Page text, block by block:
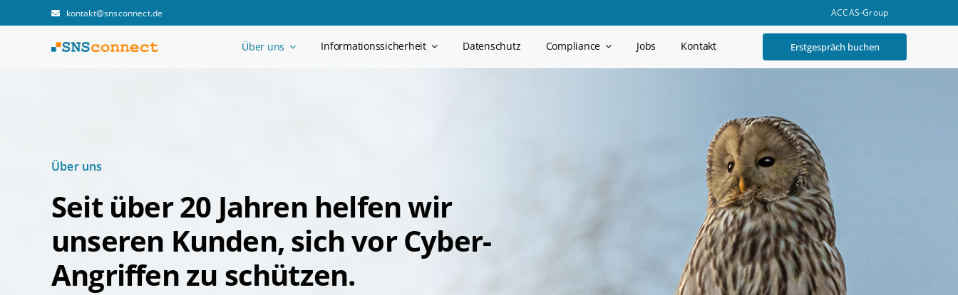
Inhalt
kontakt@snsconnect.de ACCAS-Group
Über uns Informationssicherheit Datenschutz Compliance Jobs Kontakt Erstgespräch buchen
Über uns
Seit über 20 Jahren helfen wir
unseren Kunden, sich vor Cyber-
Angriffen zu schützen.